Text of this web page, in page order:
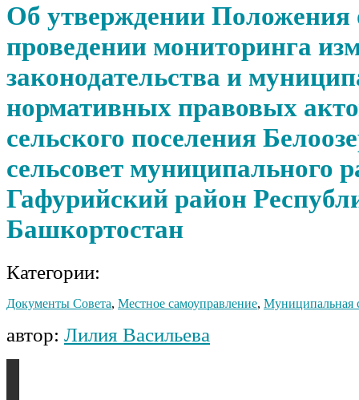
Об утверждении Положения
проведении мониторинга
законодательства и
нормативных правовых
сельского поселения
сельсовет муниципального
Гафурийский район
Башкортостан
Категории:
Документы Совета, Местное самоуправление, Муниципальная
автор: Лилия Васильева